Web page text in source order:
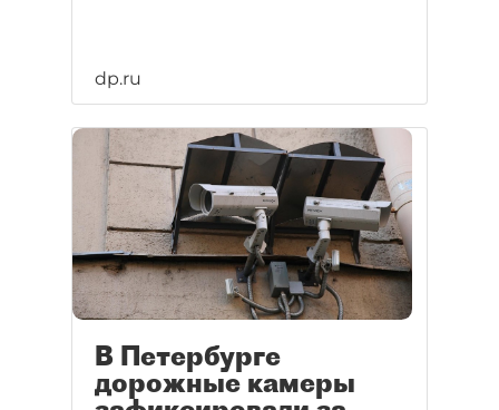
dp.ru
В Петербурге
дорожные камеры